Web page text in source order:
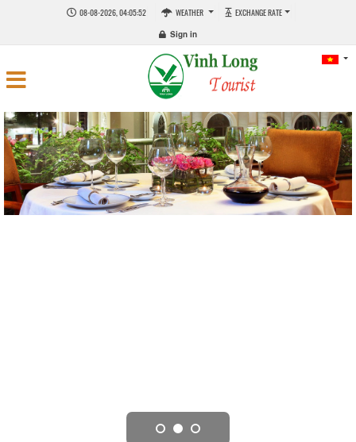
08-08-2026, 04:05:52 WEATHER EXCHANGE RATE
Sign in